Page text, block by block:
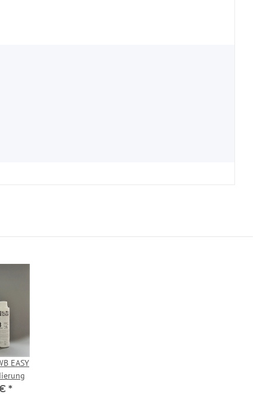
EASY
*